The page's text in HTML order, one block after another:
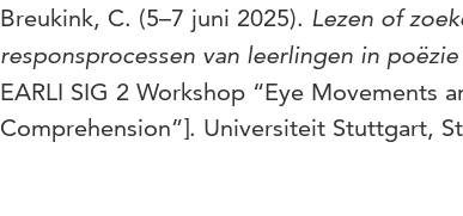
Breukink, C. (5–7 juni 2025). Lezen of
responsprocessen van leerlingen in
EARLI SIG 2 Workshop “Eye Movements
Comprehension”]. Universiteit Stuttgart,